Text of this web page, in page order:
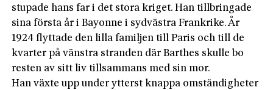
stupade hans far i det stora kriget. Han tillbringade
sina första år i Bayonne i sydvästra Frankrike. År
1924 flyttade den lilla familjen till Paris och till de
kvarter på vänstra stranden där Barthes skulle bo
resten av sitt liv tillsammans med sin mor.
Han växte upp under ytterst knappa omständigheter